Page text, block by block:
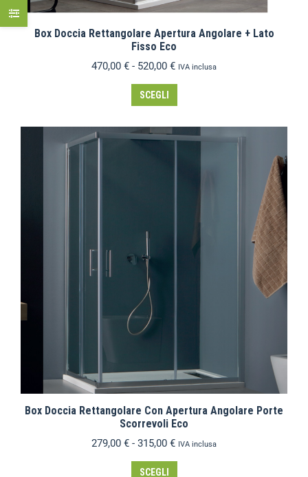
Box Doccia Rettangolare Apertura Angolare + Lato
Fisso Eco
470,00 € - 520,00 € IVA inclusa
SCEGLI
Box Doccia Rettangolare Con Apertura Angolare Porte
Scorrevoli Eco
279,00 € - 315,00 € IVA inclusa
SCEGLI